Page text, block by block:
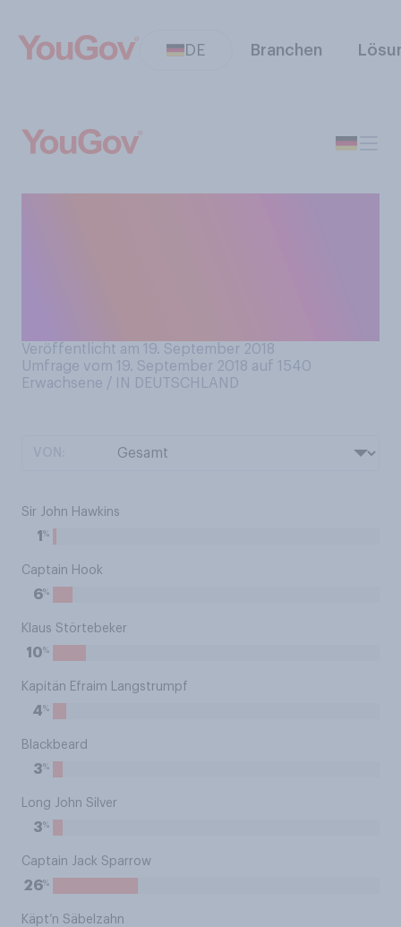
DE Branchen
Veröffentlicht am 19. September 2018
Umfrage vom 19. September 2018 auf 1540
Erwachsene / IN DEUTSCHLAND
Sir John Hawkins
1 %
Captain Hook
6%
Klaus Störtebeker
10%
Kapitän Efraim Langstrumpf
4%
Blackbeard
3%
Long John Silver
3%
Captain Jack Sparrow
26%
Käpt’n Säbelzahn